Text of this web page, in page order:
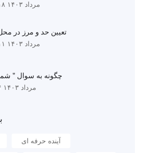
۱۸ مرداد ۱۴۰۳
تعیین حد و مرز در
۱۱ مرداد ۱۴۰۳
چگونه به سوال ”
۴ مرداد ۱۴۰۳
آینده حرفه ای